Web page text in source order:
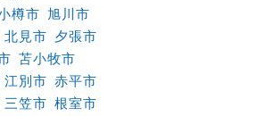
樽市 旭川市
北見市 夕張市
苫小牧市
江別市 赤平市
三笠市 根室市